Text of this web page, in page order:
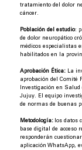
tratamiento del dolor
cáncer.
Población del estudio:
de dolor neuropático
médicos especialistas
habilitados en la
Aprobación Ética: La
aprobación del Comité
Investigación en
Jujuy. El equipo
de normas de buenas
Metodología: los datos
base digital de acceso
responderán
aplicación WhatsApp,